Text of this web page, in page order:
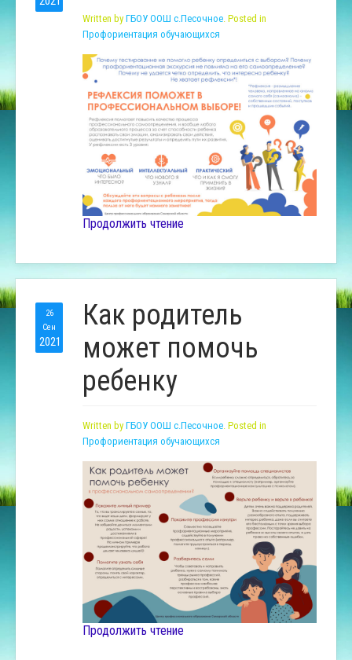
Written by ГБОУ ООШ с.Песочное . Posted in
Профориентация обучающихся
Продолжить чтение
26
Сен
2021
Как родитель
может помочь
ребенку
Written by ГБОУ ООШ с.Песочное . Posted in
Профориентация обучающихся
Продолжить чтение